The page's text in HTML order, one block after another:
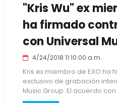
"Kris Wu" ex
ha firmado
con Universal
4/24/2018 11:10:00 a.m.
Kris ex miembro de EXO ha
exclusivo de grabación
Music Group. El acuerdo con